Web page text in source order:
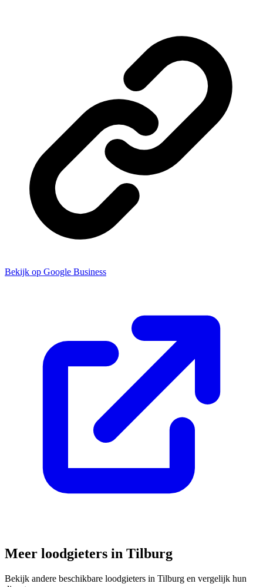
Bekijk op Google Business
Meer loodgieters in Tilburg
Bekijk andere beschikbare loodgieters in Tilburg en vergelijk hun